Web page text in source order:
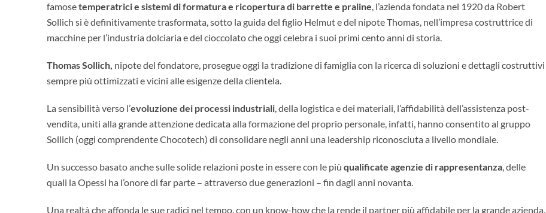
famosetemperatrici e sistemi di formatura e ricopertura di barrette e praline, l’azienda fondata nel 1920 da Robert
Sollich si è definitivamente trasformata, sotto la guida del figlio Helmut e del nipote Thomas, nell’impresa costruttrice di
macchine per l’industria dolciaria e del cioccolato che oggi celebra i suoi primi cento anni di storia.
Thomas Sollich, nipote del fondatore, prosegue oggi la tradizione di famiglia con la ricerca di soluzioni e dettagli costruttivi
sempre più ottimizzati e vicini alle esigenze della clientela.
La sensibilità verso l’evoluzione dei processi industriali, della logistica e dei materiali, l’affidabilità dell’assistenza post-
vendita, uniti alla grande attenzione dedicata alla formazione del proprio personale, infatti, hanno consentito al gruppo
Sollich (oggi comprendente Chocotech) di consolidare negli anni una leadership riconosciuta a livello mondiale.
Un successo basato anche sulle solide relazioni poste in essere con le più qualificate agenzie di rappresentanza, delle
quali la Opessi ha l’onore di far parte – attraverso due generazioni – fin dagli anni novanta.
Una realtà che affonda le sue radici nel tempo, con un know-how che la rende il partner più affidabile per la grande azienda,